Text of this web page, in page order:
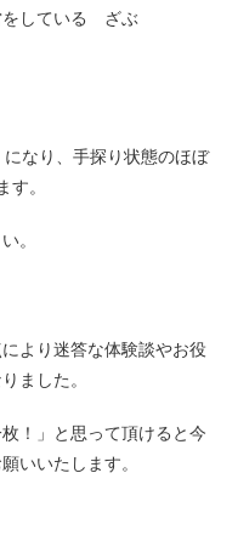
をしている ざぶ
なり、手探り状態のほぼ
す。
。
より迷答な体験談やお役
ました。
！」と思って頂けると今
いいたします。